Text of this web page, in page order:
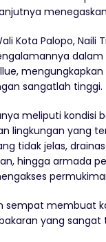
Kota Palopo, Naili
sangatlah tinggi.
meliputi kondisi
lingkungan yang
tidak jelas,
hingga armada
sempat membuat
yang sangat